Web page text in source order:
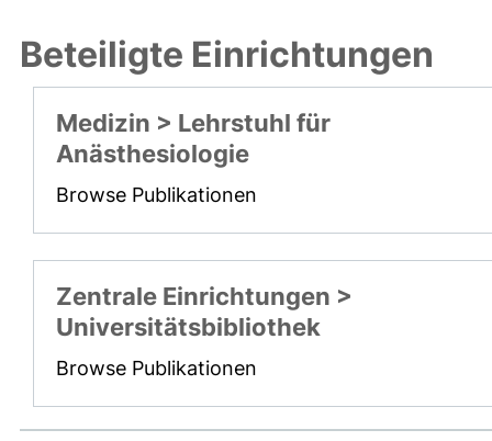
Beteiligte Einrichtungen
Medizin > Lehrstuhl für
Anästhesiologie
Browse Publikationen
Zentrale Einrichtungen >
Universitätsbibliothek
Browse Publikationen